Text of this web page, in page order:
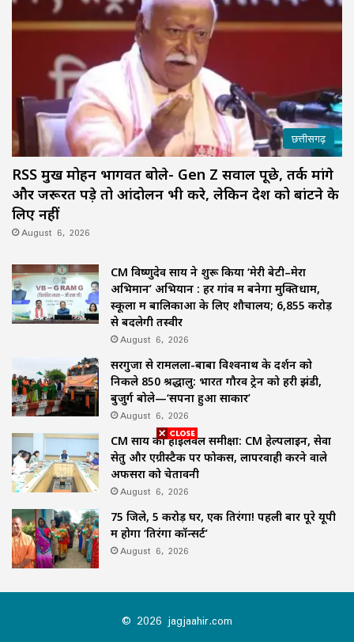
छत्तीसगढ़
RSS प्रमुख मोहन भागवत बोले- Gen Z सवाल पूछे, तर्क मांगे
और जरूरत पड़े तो आंदोलन भी करे, लेकिन देश को बांटने के
लिए नहीं
August 6, 2026
CM विष्णुदेव साय ने शुरू किया ‘मेरी बेटी–मेरा
अभिमान’ अभियान : हर गांव में बनेगा मुक्तिधाम,
स्कूलों में बालिकाओं के लिए शौचालय; 6,855 करोड़
से बदलेगी तस्वीर
August 6, 2026
सरगुजा से रामलला-बाबा विश्वनाथ के दर्शन को
निकले 850 श्रद्धालु: भारत गौरव ट्रेन को हरी झंडी,
बुजुर्ग बोले—‘सपना हुआ साकार’
August 6, 2026
CM साय की हाईलेवल समीक्षा: CM हेल्पलाइन, सेवा
सेतु और एग्रीस्टैक पर फोकस, लापरवाही करने वाले
अफसरों को चेतावनी
August 6, 2026
75 जिले, 5 करोड़ घर, एक तिरंगा! पहली बार पूरे यूपी
में होगा ‘तिरंगा कॉन्सर्ट’
August 6, 2026
© 2026 jagjaahir.com